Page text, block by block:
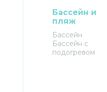
Бассейн и
пляж
Бассейн
Бассейн с
подогревом